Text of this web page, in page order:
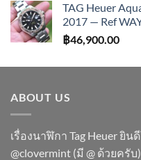
TAG Heuer
2017 — Ref
฿46,900.00
ABOUT US
เรื่องนาฬิกา Tag Heuer ยิ
@clovermint (มี @ ด้วยครับ)